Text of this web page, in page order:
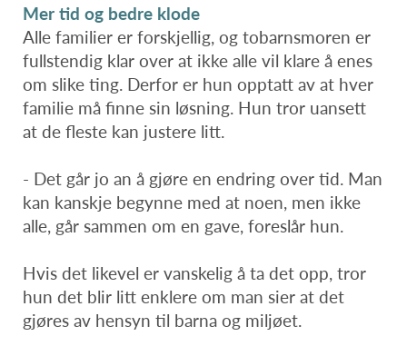
Mer tid og bedre klode
Alle familier er forskjellig, og tobarnsmoren er
fullstendig klar over at ikke alle vil klare å enes
om slike ting. Derfor er hun opptatt av at hver
familie må finne sin løsning. Hun tror uansett
at de fleste kan justere litt.
- Det går jo an å gjøre en endring over tid. Man
kan kanskje begynne med at noen, men ikke
alle, går sammen om en gave, foreslår hun.
Hvis det likevel er vanskelig å ta det opp, tror
hun det blir litt enklere om man sier at det
gjøres av hensyn til barna og miljøet.